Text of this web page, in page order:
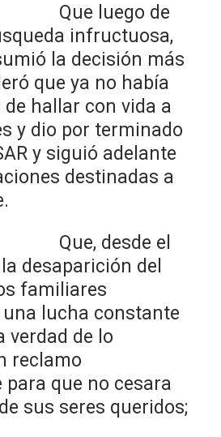
de
infructuosa,
la decisión más
que ya no había
hallar con vida a
y dio por terminado
y siguió adelante
destinadas a
el
desaparición del
familiares
lucha constante
verdad de lo
reclamo
que no cesara
sus seres queridos;